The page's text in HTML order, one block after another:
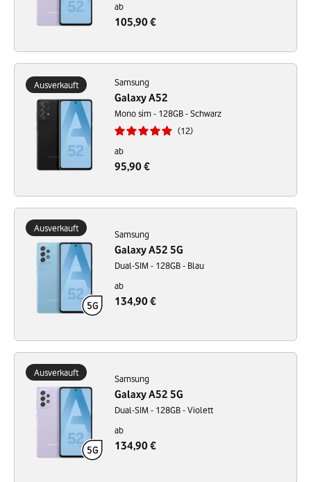
ab
105,90 €
Ausverkauft Samsung
Galaxy A52
Mono sim - 128GB - Schwarz
12
ab
95,90 €
Ausverkauft
Samsung
Galaxy A52 5G
Dual-SIM - 128GB - Blau
ab
134,90 €
Ausverkauft
Samsung
Galaxy A52 5G
Dual-SIM - 128GB - Violett
ab
134,90 €